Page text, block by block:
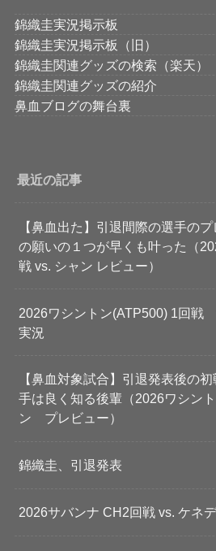
錦織圭実況掲示板
錦織圭実況掲示板（旧）
錦織圭関連グッズの検索（楽天）
錦織圭関連グッズの紹介
鼻血ブログの舞台裏
最近の記事
【鼻血出た】引退間際の選手の
の願いの１つが早くも叶った（
戦 vs. シャン レビュー）
2026ワシントン(ATP500) 1回
実況
【鼻血対象試合】引退発表後の
手は良く知る後輩（2026ワシン
ン プレビュー）
錦織圭、引退発表
2026サバンナ CH2回戦 vs. ケネ